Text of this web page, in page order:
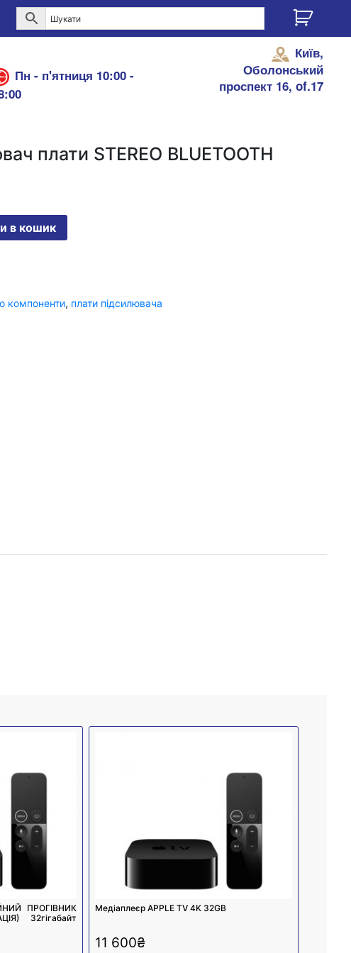
Пн - п'ятниця 10:00 -
Київ,
Оболонський
проспект 16, of.17
плати STEREO BLUETOOTH
в кошик
компоненти, плати підсилювача
ПРОГІВНИК
32гігабайт
Медіаплеєр APPLE TV 4K 32GB
11 600₴